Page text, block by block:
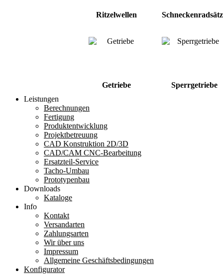
Ritzelwellen
Getriebe
Sperrgetriebe
Leistungen
Berechnungen
Fertigung
Produktentwicklung
Projektbetreuung
CAD Konstruktion 2D/3D
CAD/CAM CNC-Bearbeitung
Ersatzteil-Service
Tacho-Umbau
Prototypenbau
Downloads
Kataloge
Info
Kontakt
Versandarten
Zahlungsarten
Wir über uns
Impressum
Allgemeine Geschäftsbedingungen
Konfigurator